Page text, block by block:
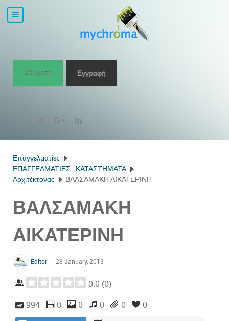
Σύνδεση Εγγραφή
Επαγγελματίες
ΕΠΑΓΓΕΛΜΑΤΙΕΣ - ΚΑΤΑΣΤΗΜΑΤΑ
Αρχιτέκτονας
ΒΑΛΣΑΜΑΚΗ ΑΙΚΑΤΕΡΙΝΗ
ΒΑΛΣΑΜΑΚΗ
ΑΙΚΑΤΕΡΙΝΗ
Editor 28 January, 2013
0.0 (0)
994 0 0 0 0 0